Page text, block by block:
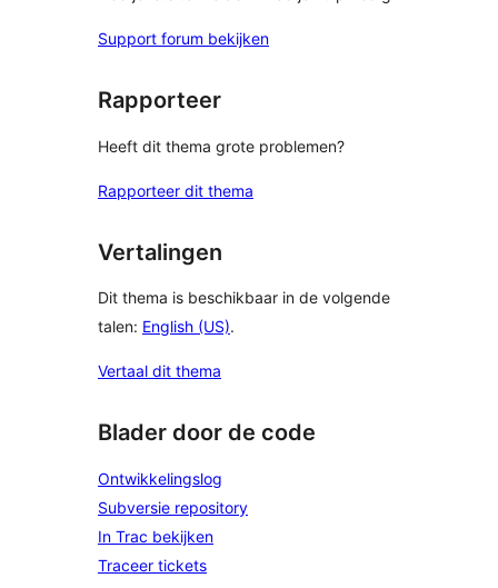
Support forum bekijken
Rapporteer
Heeft dit thema grote problemen?
Rapporteer dit thema
Vertalingen
Dit thema is beschikbaar in de volgende
talen: English (US).
Vertaal dit thema
Blader door de code
Ontwikkelingslog
Subversie repository
In Trac bekijken
Traceer tickets